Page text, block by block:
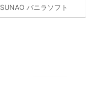
SUNAO バニラソフト